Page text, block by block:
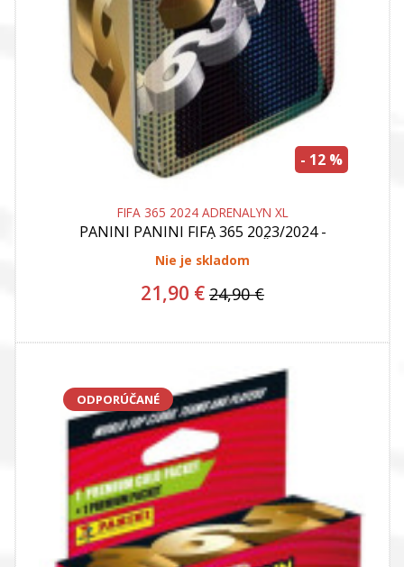
- 12 %
FIFA 365 2024 ADRENALYN XL
PANINI PANINI FIFA 365 2023/2024 -
Nie je skladom
21,90 € 24,90 €
ODPORÚČANÉ